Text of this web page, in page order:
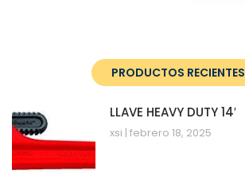
PRODUCTOS RECIENTES
LLAVE HEAVY DUTY 14′
xsi febrero 18, 2025